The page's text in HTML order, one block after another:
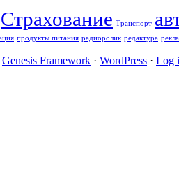
Страхование Транспорт
продукты питания радиоролик редактура
Genesis Framework · WordPress · Log